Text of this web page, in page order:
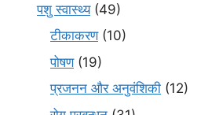
पशु स्वास्थ्य(49)
टीकाकरण(10)
पोषण(19)
प्रजनन और अनुवंशिकी (12)